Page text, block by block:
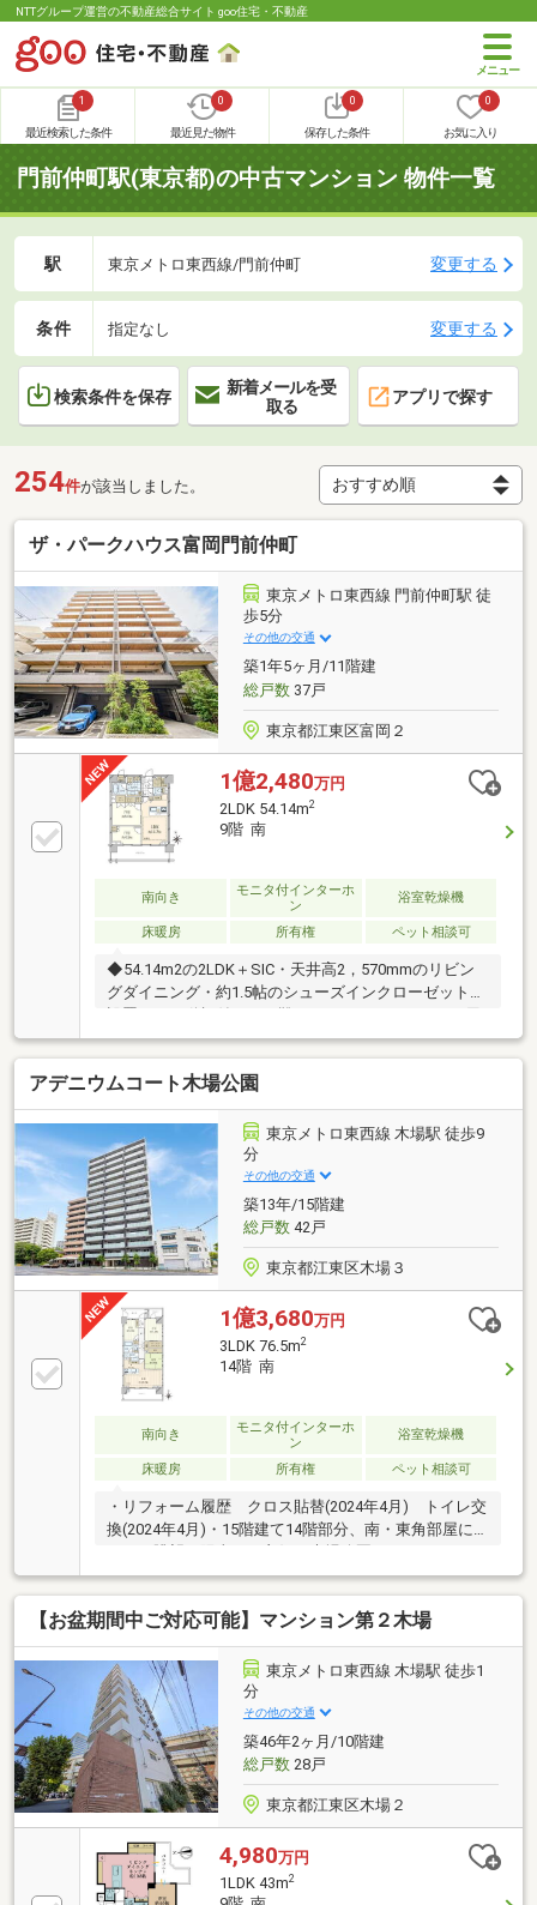
NTTグループ運営の不動産総合サイト goo住宅・不動産
1
最近検索した条件
0
最近見た物件
0
保存した条件
0
お気に入り
門前仲町駅(東京都)の中古マンション 物件一覧
駅 東京メトロ東西線/門前仲町 変更する
条件 指定なし 変更する
検索条件を保存
新着メールを受
取る
アプリで探す
254件が該当しました。
ザ・パークハウス富岡門前仲町
東京メトロ東西線 門前仲町駅 徒
歩5分
その他の交通
築1年5ヶ月/11階建
総戸数37戸
東京都江東区富岡２
1億2,480万円
2LDK 54.14m2
9階 南
南向き
モニタ付インターホ
ン
浴室乾燥機
床暖房 所有権 ペット相談可
◆54.14m2の2LDK＋SIC・天井高2，570mmのリビン
グダイニング・約1.5帖のシューズインクローゼットを
設置。 可動棚付きで、靴はもちろん アウトドア用
品もすっきり収納可能です。・キッチン裏には食器
棚・パントリー有◆11階建て9階部につき、 眺望・
陽当たり・通風良好※ バルコニーは奥行き1，
800mm×幅6，850mm ※将来にわたり保証されるもの
ではありません。◆1階に設置の宅配BOXのほか、
住戸専用の宅配BOXもございます。 (※専用宅配BOX
は所在階9階に設置)
アデニウムコート木場公園
東京メトロ東西線 木場駅 徒歩9
分
その他の交通
築13年/15階建
総戸数42戸
東京都江東区木場３
1億3,680万円
3LDK 76.5m2
14階 南
南向き
モニタ付インターホ
ン
浴室乾燥機
床暖房 所有権 ペット相談可
・リフォーム履歴 クロス貼替(2024年4月) トイレ交
換(2024年4月)・15階建て14階部分、南・東角部屋に
つき、眺望・陽当たり良好 木場公園・スカイツリー
を望む眺望です(天候による)・両面バルコニーのため
通風良好・足元から暖かい床暖房あり(LD部分)・人造
大理石採用のカウンターキッチン(水栓一体型浄水器あ
り)・雨天時に便利な浴室乾燥機あり・多機能な温水洗
浄便座あり・バルコニーにスロップシンクあり・宅配
ロッカーあり・ペット飼育可(細則あり)
【お盆期間中ご対応可能】マンション第２木場
東京メトロ東西線 木場駅 徒歩1
分
その他の交通
築46年2ヶ月/10階建
総戸数28戸
東京都江東区木場２
4,980万円
1LDK 43m2